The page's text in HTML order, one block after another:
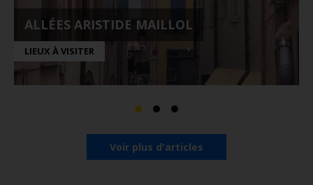
ALLÉES ARISTIDE MAILLOL
LIEUX À VISITER
Voir plus d'articles